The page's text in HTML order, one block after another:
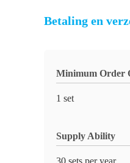
Betaling en
Minimum Order
1 set
Supply Ability
30 sets per year